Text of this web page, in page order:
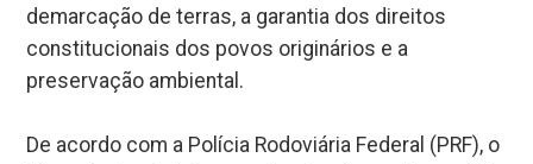
demarcação de terras, a garantia dos direitos
constitucionais dos povos originários e a
preservação ambiental.
De acordo com a Polícia Rodoviária Federal (PRF), o